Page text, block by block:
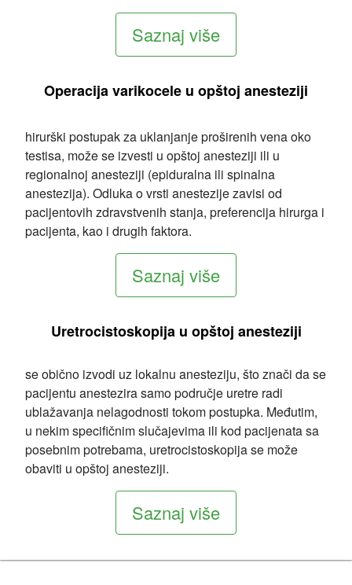
Saznaj više
Operacija varikocele u opštoj anesteziji
hirurški postupak za uklanjanje proširenih vena oko
testisa, može se izvesti u opštoj anesteziji ili u
regionalnoj anesteziji (epiduralna ili spinalna
anestezija). Odluka o vrsti anestezije zavisi od
pacijentovih zdravstvenih stanja, preferencija hirurga i
pacijenta, kao i drugih faktora.
Saznaj više
Uretrocistoskopija u opštoj anesteziji
se obično izvodi uz lokalnu anesteziju, što znači da se
pacijentu anestezira samo područje uretre radi
ublažavanja nelagodnosti tokom postupka. Međutim,
u nekim specifičnim slučajevima ili kod pacijenata sa
posebnim potrebama, uretrocistoskopija se može
obaviti u opštoj anesteziji.
Saznaj više